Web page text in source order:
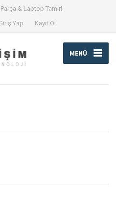
& Laptop Tamiri
Yap Kayıt Ol
MENÜ